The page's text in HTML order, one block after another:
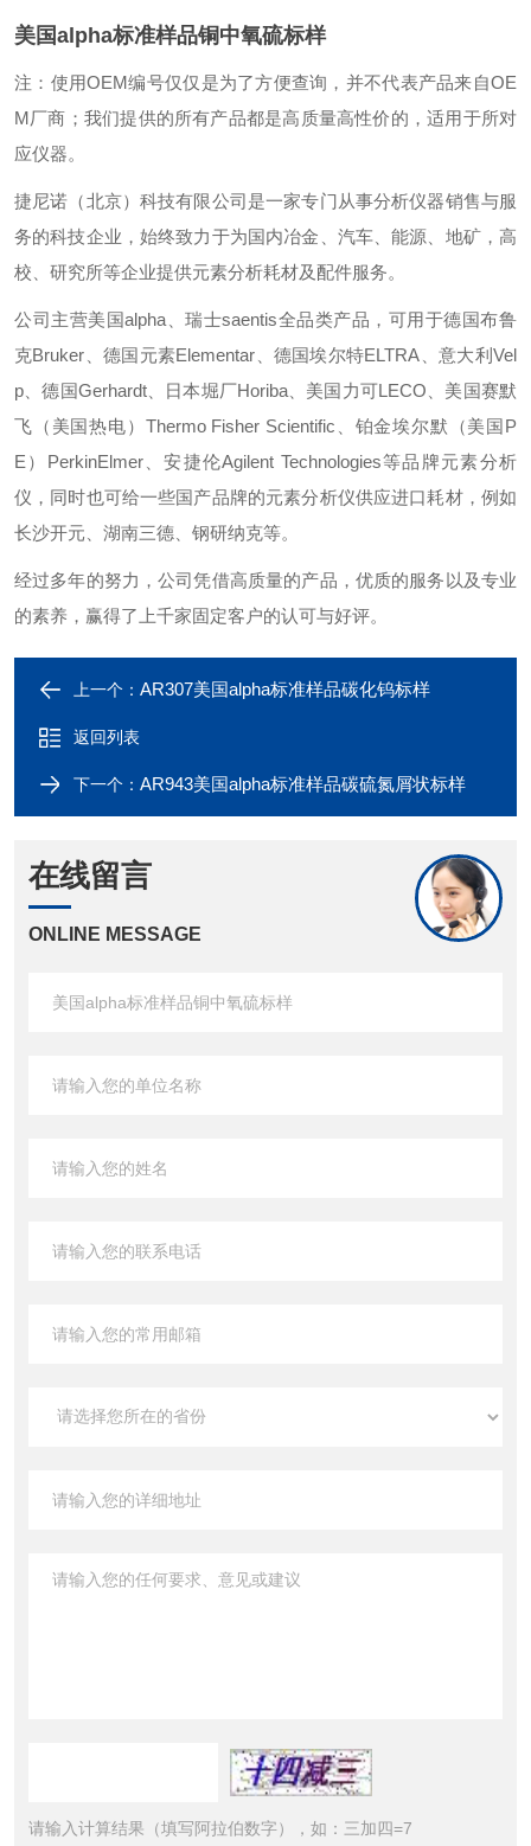
美国alpha标准样品铜中氧硫标样
注：使用OEM编号仅仅是为了方便查询，并不代表产品来自OE
M厂商；我们提供的所有产品都是高质量高性价的，适用于所对
应仪器。
捷尼诺（北京）科技有限公司是一家专门从事分析仪器销售与服
务的科技企业，始终致力于为国内冶金、汽车、能源、地矿，高
校、研究所等企业提供元素分析耗材及配件服务。
公司主营美国alpha、瑞士saentis全品类产品，可用于德国布鲁
克Bruker、德国元素Elementar、德国埃尔特ELTRA、意大利Vel
p、德国Gerhardt、日本堀厂Horiba、美国力可LECO、美国赛默
飞（美国热电）Thermo Fisher Scientific、铂金埃尔默（美国P
E）PerkinElmer、安捷伦Agilent Technologies等品牌元素分析
仪，同时也可给一些国产品牌的元素分析仪供应进口耗材，例如
长沙开元、湖南三德、钢研纳克等。
经过多年的努力，公司凭借高质量的产品，优质的服务以及专业
的素养，赢得了上千家固定客户的认可与好评。
上一个： AR307美国alpha标准样品碳化钨标样
返回列表
下一个： AR943美国alpha标准样品碳硫氮屑状标样
在线留言
ONLINE MESSAGE
请输入计算结果（填写阿拉伯数字），如：三加四=7